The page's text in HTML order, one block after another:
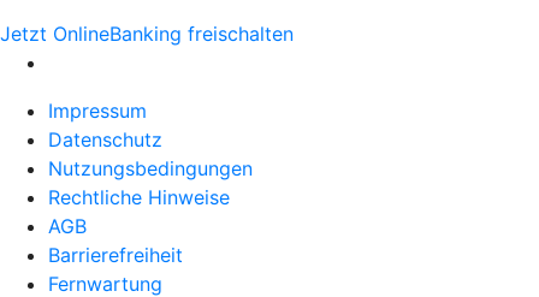
Jetzt OnlineBanking freischalten
Impressum
Datenschutz
Nutzungsbedingungen
Rechtliche Hinweise
AGB
Barrierefreiheit
Fernwartung